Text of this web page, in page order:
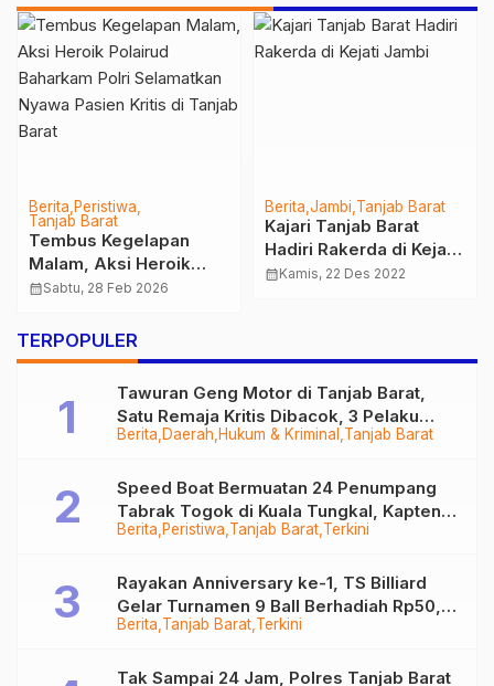
Berita Peristiwa
Tanjab Barat
Tembus Kegelapan
Malam, Aksi Heroik
Polairud Baharkam Polri
Pasien Kritis di Tanjab
Barat
calendar_monthSabtu, 28 Feb 2026
Berita Jambi Tanjab Barat
Kajari Tanjab Barat
Hadiri Rakerda di Kejati
Jambi
calendar_monthKamis, 22 Des 2022
TERPOPULER
Berita Daerah Hukum & Kriminal Tanjab Barat
Tawuran Geng Motor di Tanjab Barat,
Satu Remaja Kritis Dibacok, 3 Pelaku
Ditangkap
Berita Peristiwa Tanjab Barat Terkini
Speed Boat Bermuatan 24 Penumpang
Tabrak Togok di Kuala Tungkal, Kapten
Sempat Hilang
Berita Tanjab Barat Terkini
Rayakan Anniversary ke-1, TS Billiard
Gelar Turnamen 9 Ball Berhadiah Rp50,8
Juta
Tak Sampai 24 Jam, Polres Tanjab Barat